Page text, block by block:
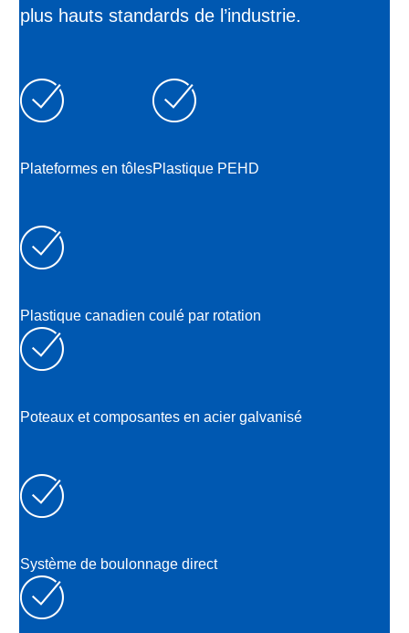
plus hauts standards de l’industrie.
Plateformes en tôlesPlastique PEHD
Plastique canadien coulé par rotation
Poteaux et composantes en acier galvanisé
Système de boulonnage direct